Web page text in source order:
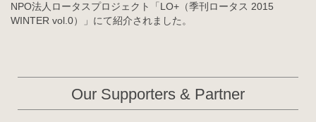
NPO法人ロータスプロジェクト「LO+（季刊ロータス 2015
WINTER vol.0）」にて紹介されました。
Our Supporters & Partner